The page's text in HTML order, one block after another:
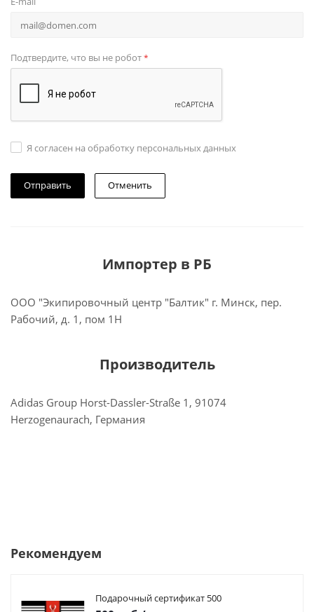
Подтвердите, что вы не робот*
Я согласен на обработку персональных данных
Отменить
Импортер в РБ
ООО "Экипировочный центр "Балтик" г. Минск, пер.
Рабочий, д. 1, пом 1Н
Производитель
Adidas Group Horst-Dassler-Straße 1, 91074
Herzogenaurach, Германия
Рекомендуем
Подарочный сертификат 500